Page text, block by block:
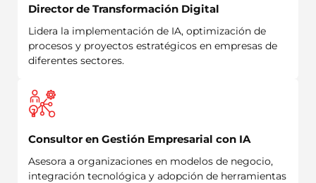
Director de Transformación Digital
Lidera la implementación de IA, optimización de
procesos y proyectos estratégicos en empresas de
diferentes sectores.
Consultor en Gestión Empresarial con IA
Asesora a organizaciones en modelos de negocio,
integración tecnológica y adopción de herramientas